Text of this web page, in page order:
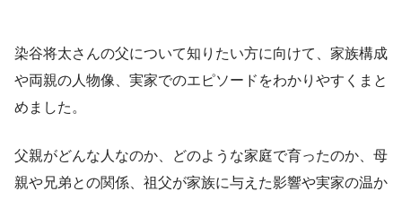
染谷将太さんの父について知りたい方に向けて、家族構成
や両親の人物像、実家でのエピソードをわかりやすくまと
めました。
父親がどんな人なのか、どのような家庭で育ったのか、母
親や兄弟との関係、祖父が家族に与えた影響や実家の温か